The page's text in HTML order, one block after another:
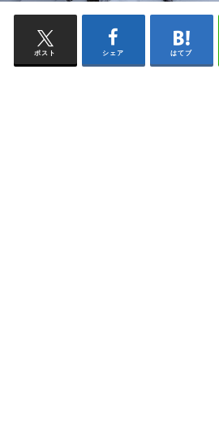
ポスト シェア はてブ